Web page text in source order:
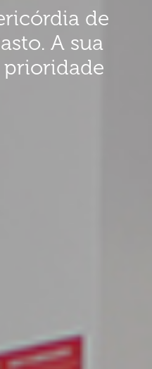
de
A sua
prioridade